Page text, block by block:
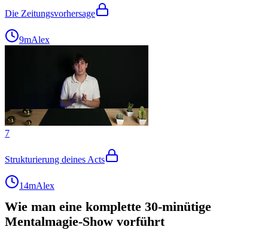
Die Zeitungsvorhersage
9mAlex
7
Strukturierung deines Acts
14mAlex
Wie man eine komplette 30-minütige
Mentalmagie-Show vorführt